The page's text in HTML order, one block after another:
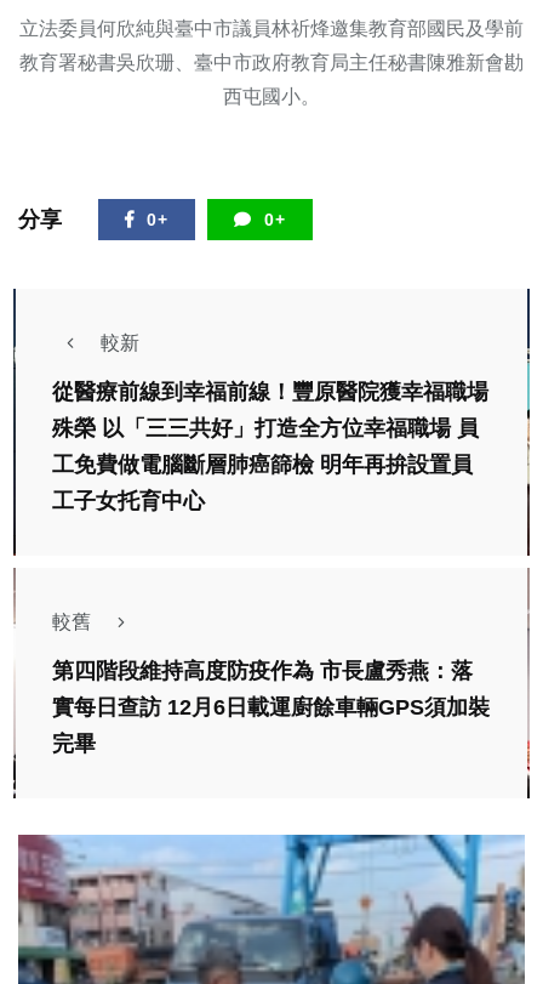
立法委員何欣純與臺中市議員林祈烽邀集教育部國民及學前
教育署秘書吳欣珊、臺中市政府教育局主任秘書陳雅新會勘
西屯國小。
分享 0+ 0+
較新
從醫療前線到幸福前線！豐原醫院獲幸福職場
殊榮 以「三三共好」打造全方位幸福職場 員
工免費做電腦斷層肺癌篩檢 明年再拚設置員
工子女托育中心
較舊
第四階段維持高度防疫作為 市長盧秀燕：落
實每日查訪 12月6日載運廚餘車輛GPS須加裝
完畢